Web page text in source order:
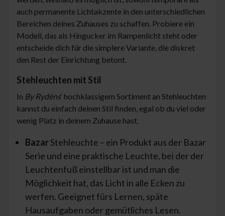
auch permanente Lichtakzente in den unterschiedlichen
Bereichen deines Zuhauses zu schaffen. Probiere ein
Modell, das als Hingucker im Rampenlicht steht oder
entscheide dich für die simplere Variante, die diskret
den Rest der Einrichtung betont.
Stehleuchten mit Stil
In By Rydéns‘ hochklassigem Sortiment an Stehleuchten
kannst du einfach deinen Stil finden, egal ob du viel oder
wenig Platz in deinem Zuhause hast.
BazarStehleuchte – ein Produkt aus der Bazar
Serie und eine praktische Leuchte, bei der der
Leuchtenfuß einstellbar ist und man die
Möglichkeit hat, das Licht in alle Ecken zu
werfen. Geeignet fürs Lernen, späte
Hausaufgaben oder gemütliches Lesen.